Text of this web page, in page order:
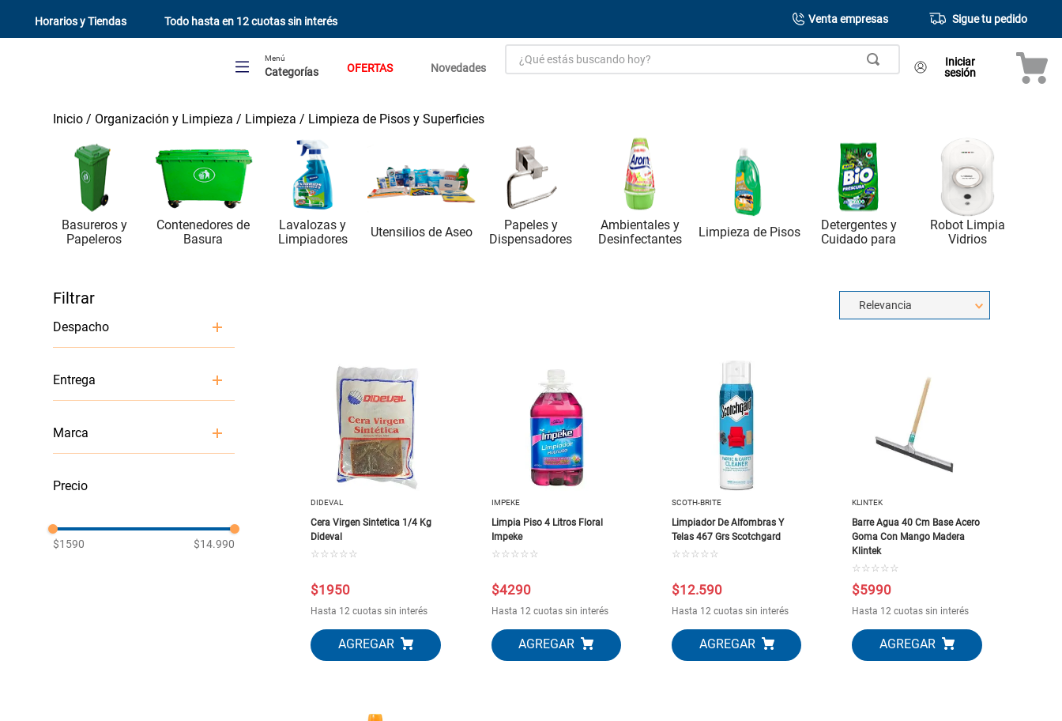
Horarios y Tiendas Todo hasta en 12 cuotas sin interés Venta empresas Sigue tu pedido
Menú
Categorías OFERTAS Novedades
¿Qué estás buscando hoy?
Iniciar
sesión
Organización y Limpieza Limpieza Limpieza de Pisos y Superficies
Basureros y
Papeleros
Contenedores de
Basura
Lavalozas y
Limpiadores
Utensilios de Aseo
Papeles y
Dispensadores
Ambientales y
Desinfectantes
Limpieza de Pisos
Detergentes y
Cuidado para
Robot Limpia
Vidrios
Despacho
Entrega
Marca
Binner
excell
IGENIX
$1590 $14.990
Relevancia
DIDEVAL
Cera Virgen Sintetica 1/4 Kg
Dideval
☆ ☆ ☆ ☆ ☆
$1950
Hasta 12 cuotas sin interés
IMPEKE
Limpia Piso 4 Litros Floral
Impeke
☆ ☆ ☆ ☆ ☆
$4290
Hasta 12 cuotas sin interés
SCOTH-BRITE
Limpiador De Alfombras Y
Telas 467 Grs Scotchgard
☆ ☆ ☆ ☆ ☆
$12.590
Hasta 12 cuotas sin interés
KLINTEK
Barre Agua 40 Cm Base Acero
Goma Con Mango Madera
Klintek
☆ ☆ ☆ ☆ ☆
$5990
Hasta 12 cuotas sin interés
einhell
zinc
malla
perfil